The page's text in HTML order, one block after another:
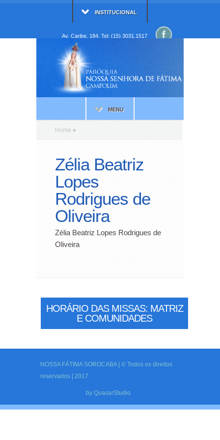
INSTITUCIONAL
Av. Caribe, 184. Tel: (15) 3031.1517
MENU
Home »
Zélia Beatriz
Lopes
Rodrigues de
Oliveira
Zélia Beatriz Lopes Rodrigues de
Oliveira
HORÁRIO DAS MISSAS: MATRIZ
E COMUNIDADES
NOSSA FÁTIMA SOROCABA | © Todos os direitos
reservados | 2017
by QuasarStudio